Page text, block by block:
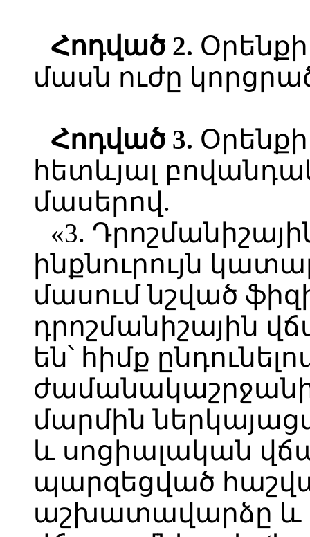
Հոդված 2.
մասն ուժը
Հոդված 3.
հետևյալ
մասերով.
«3.
ինքնուրույն
մասում նշված
դրոշմանիշային
են՝ հիմք
մարմին
և սոցիալական
պարզեցված
աշխատավարձը և